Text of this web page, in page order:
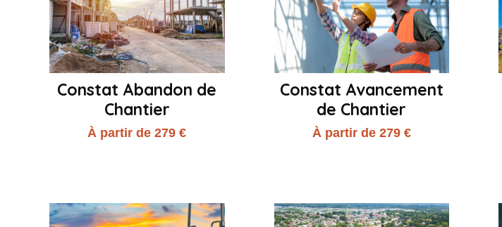
Constat Abandon de
Chantier
À partir de 279 €
Constat Avancement
de Chantier
À partir de 279 €